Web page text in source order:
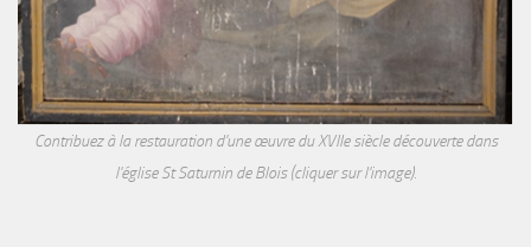
Contribuez à la restauration d'une œuvre du XVIIe siècle découverte dans
l'église St Saturnin de Blois (cliquer sur l'image).